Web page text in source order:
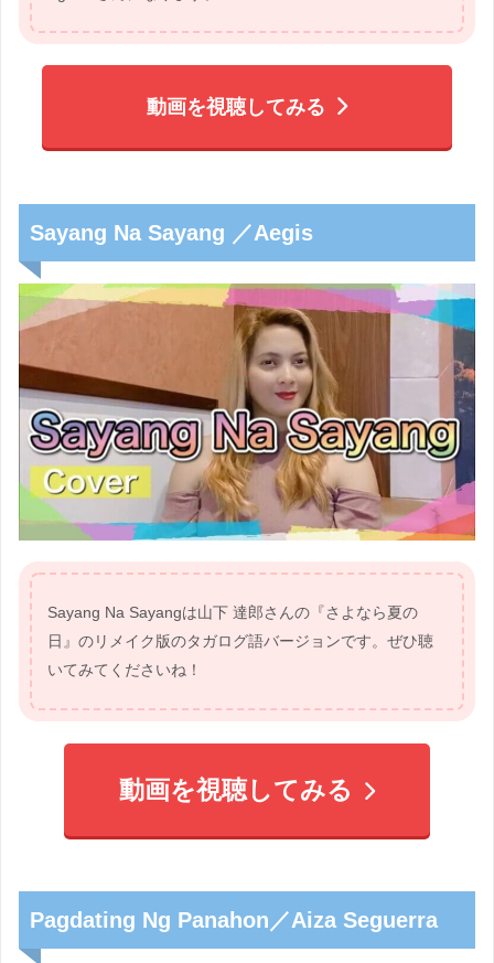
動画を視聴してみる
Sayang Na Sayang ／Aegis
Sayang Na Sayangは山下 達郎さんの『さよなら夏の
日』のリメイク版のタガログ語バージョンです。ぜひ聴
いてみてくださいね！
動画を視聴してみる
Pagdating Ng Panahon／Aiza Seguerra